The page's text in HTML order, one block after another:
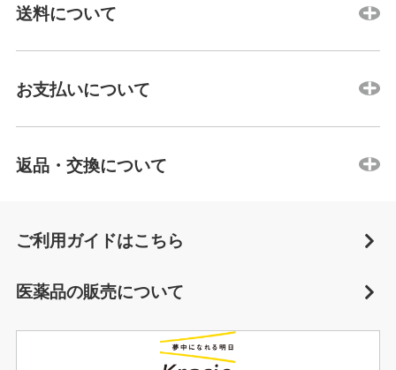
送料について
お支払いについて
返品・交換について
ご利用ガイドはこちら
医薬品の販売について